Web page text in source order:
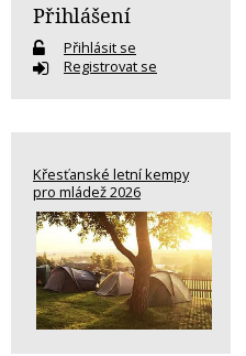
Přihlášení
Přihlásit se
Registrovat se
Křesťanské letní kempy
pro mládež 2026